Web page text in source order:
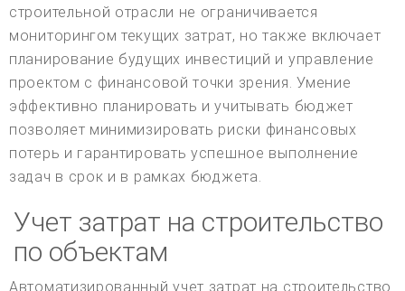
строительной отрасли не ограничивается
мониторингом текущих затрат, но также включает
планирование будущих инвестиций и управление
проектом с финансовой точки зрения. Умение
эффективно планировать и учитывать бюджет
позволяет минимизировать риски финансовых
потерь и гарантировать успешное выполнение
задач в срок и в рамках бюджета.
Учет затрат на строительство
по объектам
Автоматизированный учет затрат на строительство